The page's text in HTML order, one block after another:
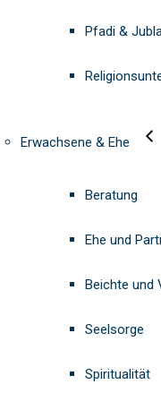
Pfadi &
Erwachsene & Ehe
Beratung
Ehe und
Beichte und
Seelsorge
Spiritualität